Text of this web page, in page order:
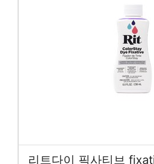
리트다이 픽사티브